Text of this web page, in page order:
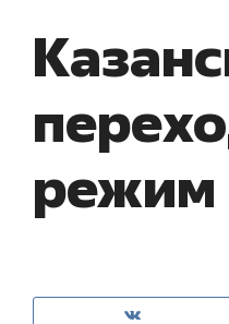
режим
Как
чем